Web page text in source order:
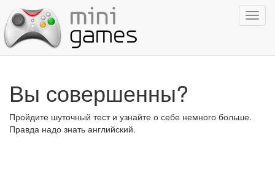
Вы совершенны?
Пройдите шуточный тест и узнайте о себе немного больше.
Правда надо знать английский.